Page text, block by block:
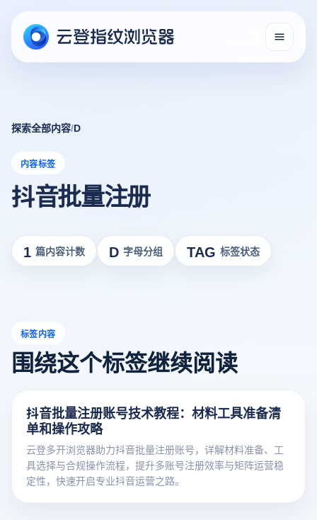
探索全部内容/D
内容标签
抖音批量注册
1 篇内容计数 D 字母分组 TAG 标签状态
标签内容
围绕这个标签继续阅读
抖音批量注册账号技术教程：材料工具准备清
单和操作攻略
云登多开浏览器助力抖音批量注册账号，详解材料准备、工
具选择与合规操作流程，提升多账号注册效率与矩阵运营稳
定性，快速开启专业抖音运营之路。